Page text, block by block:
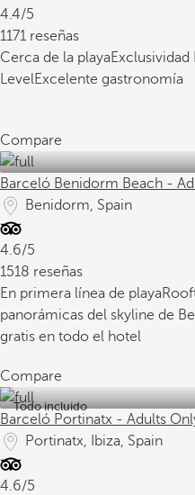
4.4/5
1171 reseñas
Cerca de la playaExclusividad
LevelExcelente gastronomía
Compare
Barceló Benidorm Beach -
Benidorm, Spain
4.6/5
1518 reseñas
En primera línea de playa
panorámicas del skyline de
gratis en todo el hotel
Compare
Todo incluido
Barceló Portinatx - Adults
Portinatx, Ibiza, Spain
4.6/5